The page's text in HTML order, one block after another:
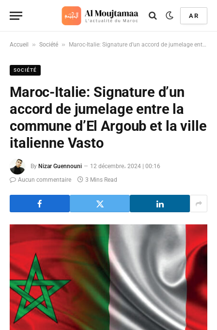
AR
Accueil » Société » Maroc-Italie: Signature d’un accord de jumelage entre la commune d’El Argoub et la ville italienne Vasto
SOCIÉTÉ
Maroc-Italie: Signature d’un
accord de jumelage entre la
commune d’El Argoub et la ville
italienne Vasto
By Nizar Guennouni
12 décembre، 2024 | 00:16
Aucun commentaire
3 Mins Read